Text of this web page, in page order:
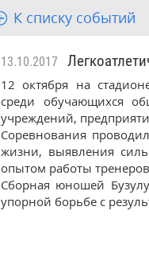
К списку событий
13.10.2017
12 октября на
среди обучающихся
учреждений,
Соревнования
жизни, выявления
опытом работы
Сборная юношей
упорной борьбе с